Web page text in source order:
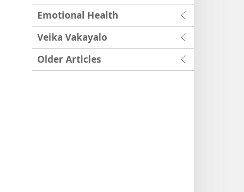
Emotional Health
Veika Vakayalo
Older Articles